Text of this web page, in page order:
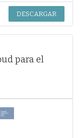
DESCARGAR
para el